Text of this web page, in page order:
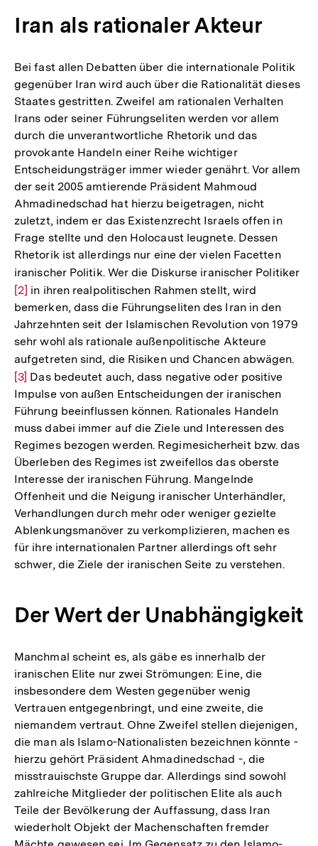
Iran als rationaler Akteur
Bei fast allen Debatten über die internationale Politik
gegenüber Iran wird auch über die Rationalität dieses
Staates gestritten. Zweifel am rationalen Verhalten
Irans oder seiner Führungseliten werden vor allem
durch die unverantwortliche Rhetorik und das
provokante Handeln einer Reihe wichtiger
Entscheidungsträger immer wieder genährt. Vor allem
der seit 2005 amtierende Präsident Mahmoud
Ahmadinedschad hat hierzu beigetragen, nicht
zuletzt, indem er das Existenzrecht Israels offen in
Frage stellte und den Holocaust leugnete. Dessen
Rhetorik ist allerdings nur eine der vielen Facetten
iranischer Politik. Wer die Diskurse iranischer Politiker
[2] in ihren realpolitischen Rahmen stellt, wird
bemerken, dass die Führungseliten des Iran in den
Jahrzehnten seit der Islamischen Revolution von 1979
sehr wohl als rationale außenpolitische Akteure
aufgetreten sind, die Risiken und Chancen abwägen.
[3] Das bedeutet auch, dass negative oder positive
Impulse von außen Entscheidungen der iranischen
Führung beeinflussen können. Rationales Handeln
muss dabei immer auf die Ziele und Interessen des
Regimes bezogen werden. Regimesicherheit bzw. das
Überleben des Regimes ist zweifellos das oberste
Interesse der iranischen Führung. Mangelnde
Offenheit und die Neigung iranischer Unterhändler,
Verhandlungen durch mehr oder weniger gezielte
Ablenkungsmanöver zu verkomplizieren, machen es
für ihre internationalen Partner allerdings oft sehr
schwer, die Ziele der iranischen Seite zu verstehen.
Der Wert der Unabhängigkeit
Manchmal scheint es, als gäbe es innerhalb der
iranischen Elite nur zwei Strömungen: Eine, die
insbesondere dem Westen gegenüber wenig
Vertrauen entgegenbringt, und eine zweite, die
niemandem vertraut. Ohne Zweifel stellen diejenigen,
die man als Islamo-Nationalisten bezeichnen könnte -
hierzu gehört Präsident Ahmadinedschad -, die
misstrauischste Gruppe dar. Allerdings sind sowohl
zahlreiche Mitglieder der politischen Elite als auch
Teile der Bevölkerung der Auffassung, dass Iran
wiederholt Objekt der Machenschaften fremder